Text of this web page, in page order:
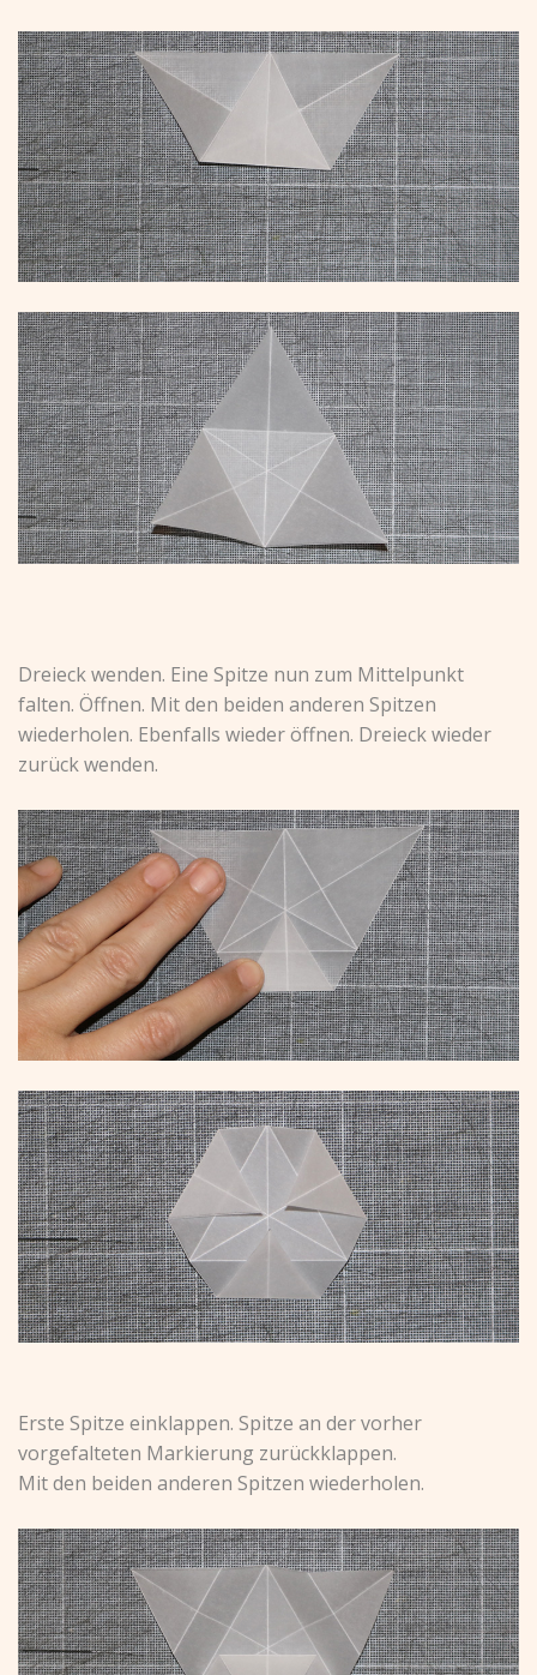
Dreieck wenden. Eine Spitze nun zum Mittelpunkt
falten. Öffnen. Mit den beiden anderen Spitzen
wiederholen. Ebenfalls wieder öffnen. Dreieck wieder
zurück wenden.
Erste Spitze einklappen. Spitze an der vorher
vorgefalteten Markierung zurückklappen.
Mit den beiden anderen Spitzen wiederholen.